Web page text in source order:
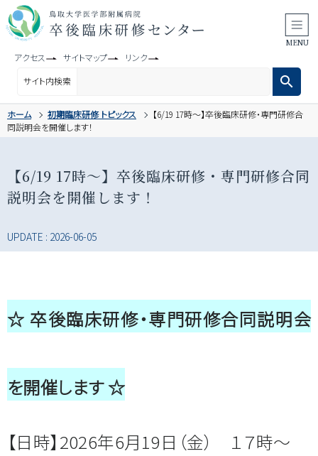
アクセス サイトマップ
リンク
サイト内検索
search
卒後臨床研修センターのご紹介
専門医研修
歯科初期臨床研修
歯科専門医研修
病院見学のご案内
お問い合わせ
ホーム 初期臨床研修 トピックス
【6/19 17時～】卒後臨床研修・専門研修合
同説明会を開催します！
【6/19 17時～】卒後臨床研修・専門研修合同
説明会を開催します！
UPDATE : 2026-06-05
☆ 卒後臨床研修・専門研修合同説明会
を開催します ☆
【日時】2026年6月19日（金） １７時～